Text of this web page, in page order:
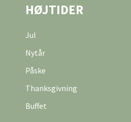
HØJTIDER
Jul
Nytår
Påske
Thanksgivning
Buffet